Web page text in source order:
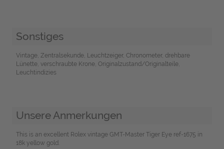
Sonstiges
Vintage, Zentralsekunde, Leuchtzeiger, Chronometer, drehbare
Lünette, verschraubte Krone, Originalzustand/Originalteile,
Leuchtindizies
Unsere Anmerkungen
This is an excellent Rolex vintage GMT-Master Tiger Eye ref-1675 in
18k yellow gold.